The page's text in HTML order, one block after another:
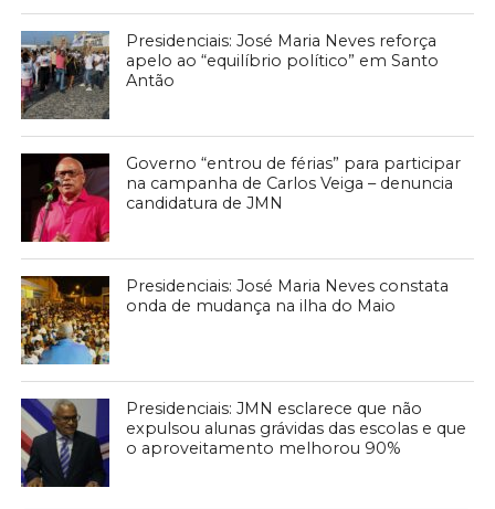
Presidenciais: José Maria Neves reforça
apelo ao “equilíbrio político” em Santo
Antão
Governo “entrou de férias” para participar
na campanha de Carlos Veiga – denuncia
candidatura de JMN
Presidenciais: José Maria Neves constata
onda de mudança na ilha do Maio
Presidenciais: JMN esclarece que não
expulsou alunas grávidas das escolas e que
o aproveitamento melhorou 90%